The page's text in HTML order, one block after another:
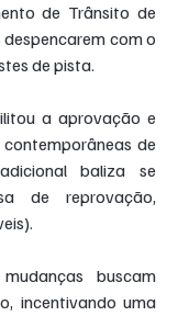
de Trânsito de
com o
de pista.
a aprovação e
de
baliza se
de reprovação,
buscam
incentivando uma